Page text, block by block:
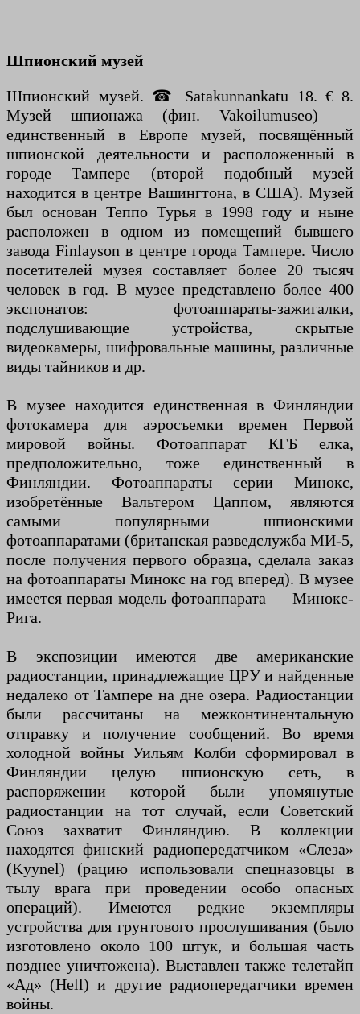
Шпионский музей
Шпионский музей. ☎ Satakunnankatu 18. € 8.
Музей шпионажа (фин. Vakoilumuseo) —
единственный в Европе музей, посвящённый
шпионской деятельности и расположенный в
городе Тампере (второй подобный музей
находится в центре Вашингтона, в США). Музей
был основан Теппо Турья в 1998 году и ныне
расположен в одном из помещений бывшего
завода Finlayson в центре города Тампере. Число
посетителей музея составляет более 20 тысяч
человек в год. В музее представлено более 400
экспонатов: фотоаппараты-зажигалки,
подслушивающие устройства, скрытые
видеокамеры, шифровальные машины, различные
виды тайников и др.
В музее находится единственная в Финляндии
фотокамера для аэросъемки времен Первой
мировой войны. Фотоаппарат КГБ елка,
предположительно, тоже единственный в
Финляндии. Фотоаппараты серии Минокс,
изобретённые Вальтером Цаппом, являются
самыми популярными шпионскими
фотоаппаратами (британская разведслужба МИ-5,
после получения первого образца, сделала заказ
на фотоаппараты Минокс на год вперед). В музее
имеется первая модель фотоаппарата — Минокс-
Рига.
В экспозиции имеются две американские
радиостанции, принадлежащие ЦРУ и найденные
недалеко от Тампере на дне озера. Радиостанции
были рассчитаны на межконтинентальную
отправку и получение сообщений. Во время
холодной войны Уильям Колби сформировал в
Финляндии целую шпионскую сеть, в
распоряжении которой были упомянутые
радиостанции на тот случай, если Советский
Союз захватит Финляндию. В коллекции
находятся финский радиопередатчиком «Слеза»
(Kyynel) (рацию использовали спецназовцы в
тылу врага при проведении особо опасных
операций). Имеются редкие экземпляры
устройства для грунтового прослушивания (было
изготовлено около 100 штук, и большая часть
позднее уничтожена). Выставлен также телетайп
«Ад» (Hell) и другие радиопередатчики времен
войны.